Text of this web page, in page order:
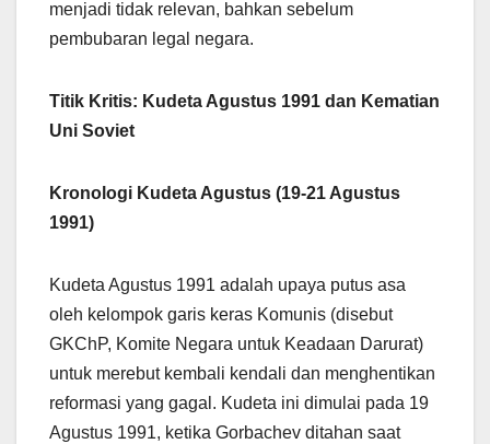
menjadi tidak relevan, bahkan sebelum
pembubaran legal negara.
Titik Kritis: Kudeta Agustus 1991 dan Kematian
Uni Soviet
Kronologi Kudeta Agustus (19-21 Agustus
1991)
Kudeta Agustus 1991 adalah upaya putus asa
oleh kelompok garis keras Komunis (disebut
GKChP, Komite Negara untuk Keadaan Darurat)
untuk merebut kembali kendali dan menghentikan
reformasi yang gagal. Kudeta ini dimulai pada 19
Agustus 1991, ketika Gorbachev ditahan saat